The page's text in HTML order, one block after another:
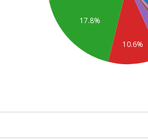
17.8%
10.6%